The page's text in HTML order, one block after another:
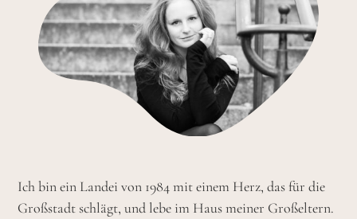
Ich bin ein Landei von 1984 mit einem Herz, das für die
Großstadt schlägt, und lebe im Haus meiner Großeltern.